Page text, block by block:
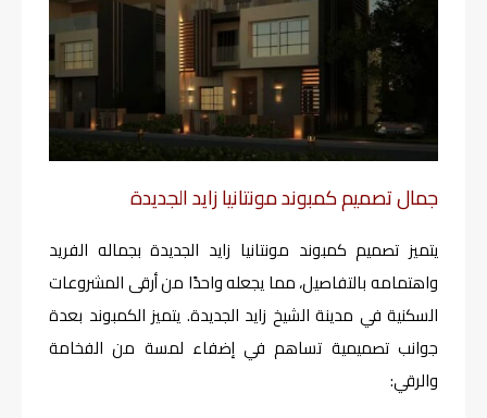
جمال تصميم كمبوند مونتانيا زايد الجديدة
يتميز تصميم كمبوند مونتانيا زايد الجديدة بجماله الفريد
واهتمامه بالتفاصيل، مما يجعله واحدًا من أرقى المشروعات
السكنية في مدينة الشيخ زايد الجديدة. يتميز الكمبوند بعدة
جوانب تصميمية تساهم في إضفاء لمسة من الفخامة
والرقي: